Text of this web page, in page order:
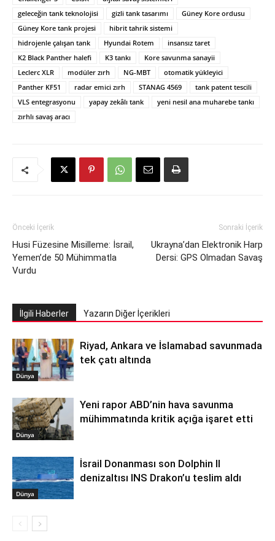
geleceğin tank teknolojisi
gizli tank tasarımı
Güney Kore ordusu
Güney Kore tank projesi
hibrit tahrik sistemi
hidrojenle çalışan tank
Hyundai Rotem
insansız taret
K2 Black Panther halefi
K3 tankı
Kore savunma sanayii
Leclerc XLR
modüler zırh NG-MBT
otomatik yükleyici
Panther KF51
radar emici zırh STANAG 4569
tank patent tescili
VLS entegrasyonu
yapay zekâlı tank
yeni nesil ana muharebe tankı
zırhlı savaş aracı
Önceki İçerik
Husi Füzesine Misilleme: İsrail,
Yemen’de 50 Mühimmatla
Vurdu
Sonraki İçerik
Ukrayna’dan Elektronik Harp
Dersi: GPS Olmadan Savaş
İlgili Haberler Yazarın Diğer İçerikleri
Dünya
Riyad, Ankara ve İslamabad savunmada
tek çatı altında
Dünya
Yeni rapor ABD’nin hava savunma
mühimmatında kritik açığa işaret etti
Dünya
İsrail Donanması son Dolphin II
denizaltısı INS Drakon’u teslim aldı